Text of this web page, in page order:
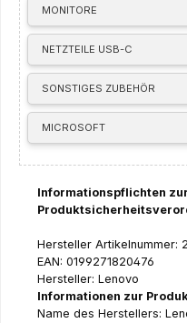
MONITORE
NETZTEILE USB-C
SONSTIGES ZUBEHÖR
MICROSOFT
Informationspflichten zur
Hersteller Artikelnummer:
EAN: 0199271820476
Hersteller: Lenovo
Informationen zur
Name des Herstellers: